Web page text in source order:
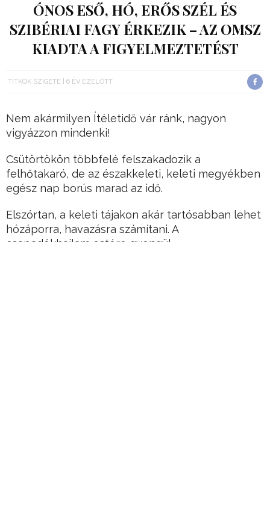
ÓNOS ESŐ, HÓ, ERŐS SZÉL ÉS
SZIBÉRIAI FAGY ÉRKEZIK – AZ OMSZ
KIADTA A FIGYELMEZTETÉST
TITKOK SZIGETE 6 ÉV EZELŐTT
Nem akármilyen Ítéletidő vár ránk, nagyon
vigyázzon mindenki!
Csütörtökön többfelé felszakadozik a
felhőtakaró, de az északkeleti, keleti megyékben
egész nap borús marad az idő.
Elszórtan, a keleti tájakon akár tartósabban lehet
hózáporra, havazásra számítani. A
csapadékhajlam estére gyengül.